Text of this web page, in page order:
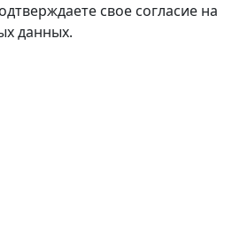
свое согласие на
данных.